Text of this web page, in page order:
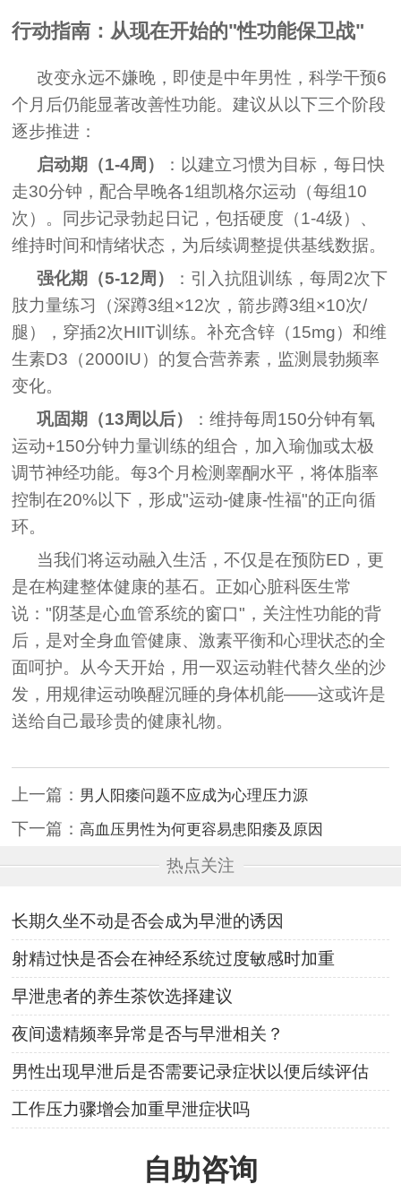
行动指南：从现在开始的"性功能保卫战"
改变永远不嫌晚，即使是中年男性，科学干预6
个月后仍能显著改善性功能。建议从以下三个阶段
逐步推进：
启动期（1-4周）
：以建立习惯为目标，每日快
走30分钟，配合早晚各1组凯格尔运动（每组10
次）。同步记录勃起日记，包括硬度（1-4级）、
维持时间和情绪状态，为后续调整提供基线数据。
强化期（5-12周）
：引入抗阻训练，每周2次下
肢力量练习（深蹲3组×12次，箭步蹲3组×10次/
腿），穿插2次HIIT训练。补充含锌（15mg）和维
生素D3（2000IU）的复合营养素，监测晨勃频率
变化。
巩固期（13周以后）
：维持每周150分钟有氧
运动+150分钟力量训练的组合，加入瑜伽或太极
调节神经功能。每3个月检测睾酮水平，将体脂率
控制在20%以下，形成"运动-健康-性福"的正向循
环。
当我们将运动融入生活，不仅是在预防ED，更
是在构建整体健康的基石。正如心脏科医生常
说："阴茎是心血管系统的窗口"，关注性功能的背
后，是对全身血管健康、激素平衡和心理状态的全
面呵护。从今天开始，用一双运动鞋代替久坐的沙
发，用规律运动唤醒沉睡的身体机能——这或许是
送给自己最珍贵的健康礼物。
上一篇： 男人阳痿问题不应成为心理压力源
下一篇：高血压男性为何更容易患阳痿及原因
热点关注
长期久坐不动是否会成为早泄的诱因
射精过快是否会在神经系统过度敏感时加重
早泄患者的养生茶饮选择建议
夜间遗精频率异常是否与早泄相关？
男性出现早泄后是否需要记录症状以便后续评估
工作压力骤增会加重早泄症状吗
自助咨询